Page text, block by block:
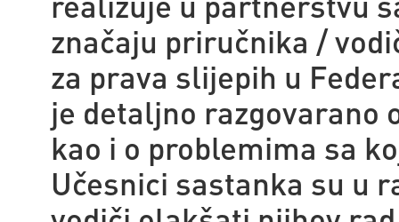
značaju priručnika /
za prava slijepih u
je detaljno razgovarano
kao i o problemima sa
Učesnici sastanka su u